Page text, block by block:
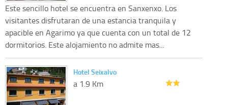
Este sencillo hotel se encuentra en Sanxenxo. Los
visitantes disfrutaran de una estancia tranquila y
apacible en Agarimo ya que cuenta con un total de 12
dormitorios. Este alojamiento no admite mas...
Hotel Seixalvo
a 1.9 Km